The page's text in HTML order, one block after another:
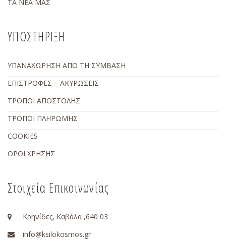
ΤΑ ΝΕΑ ΜΑΣ
ΥΠΟΣΤΗΡΙΞΗ
ΥΠΑΝΑΧΩΡΗΣΗ ΑΠΟ ΤΗ ΣΥΜΒΑΣΗ
ΕΠΙΣΤΡΟΦΕΣ – ΑΚΥΡΩΣΕΙΣ
ΤΡΟΠΟΙ ΑΠΟΣΤΟΛΗΣ
ΤΡΟΠΟΙ ΠΛΗΡΩΜΗΣ
COOKIES
ΟΡΟΙ ΧΡΗΣΗΣ
Στοιχεία Επικοινωνίας
Κρηνίδες, Καβάλα ,640 03
info@ksilokosmos.gr